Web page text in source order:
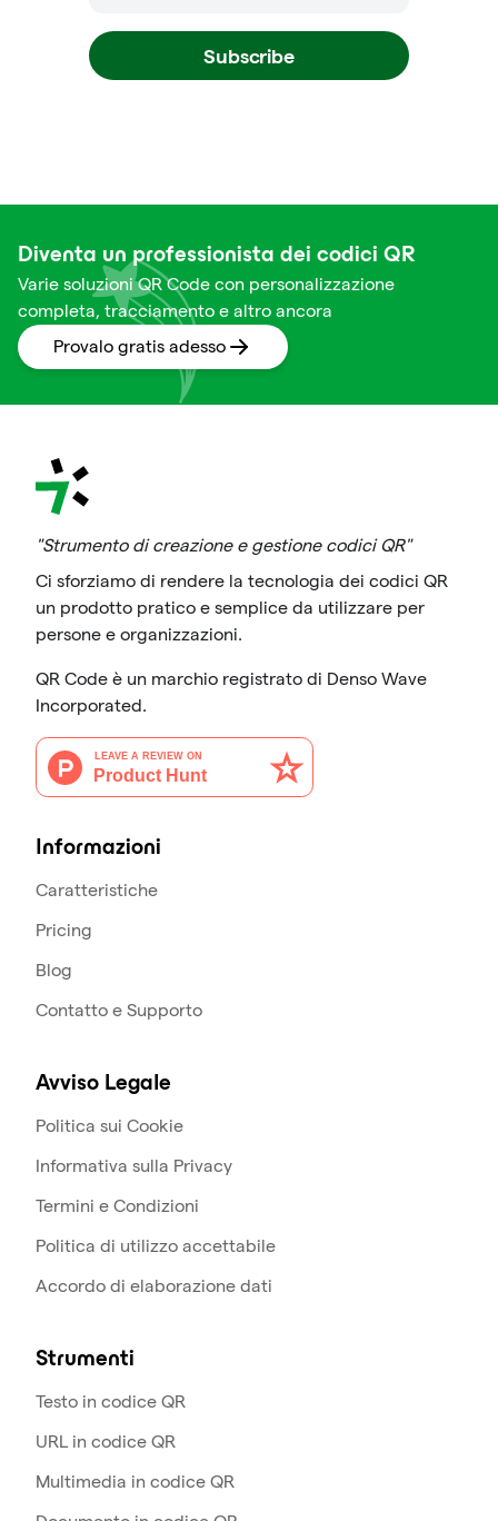
Subscribe
Diventa un professionista dei codici QR
Varie soluzioni QR Code con personalizzazione
completa, tracciamento e altro ancora
Provalo gratis adesso
"Strumento di creazione e gestione codici QR"
Ci sforziamo di rendere la tecnologia dei codici QR
un prodotto pratico e semplice da utilizzare per
persone e organizzazioni.
QR Code è un marchio registrato di Denso Wave
Incorporated.
Informazioni
Caratteristiche
Pricing
Blog
Contatto e Supporto
Avviso Legale
Politica sui Cookie
Informativa sulla Privacy
Termini e Condizioni
Politica di utilizzo accettabile
Accordo di elaborazione dati
Strumenti
Testo in codice QR
URL in codice QR
Multimedia in codice QR